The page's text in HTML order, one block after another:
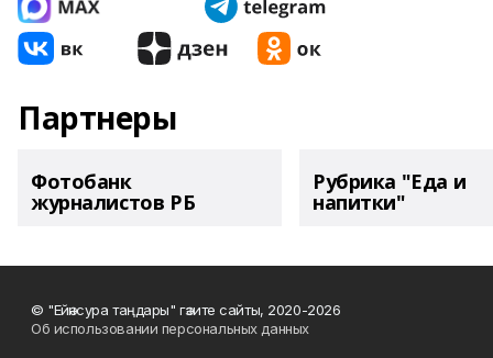
Партнеры
Фотобанк
журналистов РБ
Рубрика "Еда и
напитки"
© "Ейәнсура таңдары" гәзите сайты, 2020-2026
Об использовании персональных данных